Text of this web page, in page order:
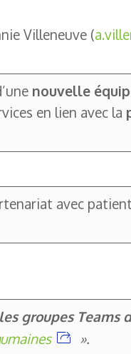
Villeneuve (
nouvelle
en lien avec la
avec
groupes Teams
».